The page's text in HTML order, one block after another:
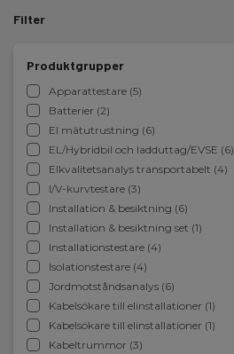
Filter
Produktgrupper
Apparattestare (5)
Batterier (2)
El mätutrustning (6)
EL/Hybridbil och ladduttag/EVSE (6)
Elkvalitetsanalys transportabelt (4)
I/V-kurvtestare (3)
Installation & besiktning (6)
Installation & besiktning set (1)
Installationstestare (4)
Isolationstestare (4)
Jordmotståndsanalys (6)
Kabelsökare till elinstallationer (1)
Kabelsökare till elinstallationer (1)
Kabeltrummor (3)